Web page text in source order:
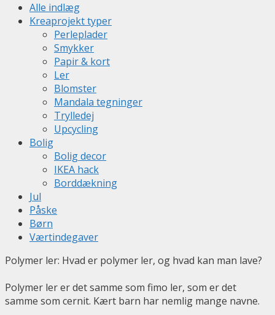
Alle indlæg
Kreaprojekt typer
Perleplader
Smykker
Papir & kort
Ler
Blomster
Mandala tegninger
Trylledej
Upcycling
Bolig
Bolig decor
IKEA hack
Borddækning
Jul
Påske
Børn
Værtindegaver
Polymer ler: Hvad er polymer ler, og hvad kan man lave?
Polymer ler er det samme som fimo ler, som er det
samme som cernit. Kært barn har nemlig mange navne.